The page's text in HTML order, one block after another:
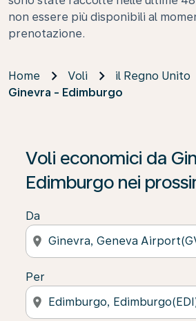
non essere più disponibili al
prenotazione.
Home Voli
il Regno Unito
Ginevra - Edimburgo
Voli economici da
Edimburgo nei
Da
location_on
Per
location_on